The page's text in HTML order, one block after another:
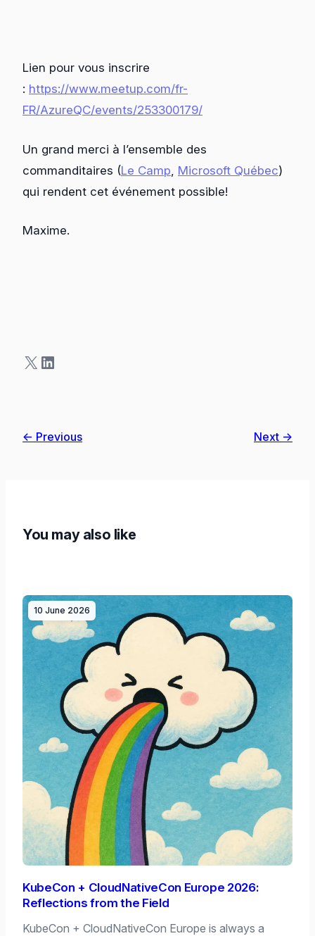
Lien pour vous inscrire
: https://www.meetup.com/fr-
FR/AzureQC/events/253300179/
Un grand merci à l’ensemble des
commanditaires (Le Camp Microsoft Québec)
qui rendent cet événement possible!
Maxime.
X LinkedIn
← Previous Next →
You may also like
10 June 2026
KubeCon + CloudNativeCon Europe 2026:
Reflections from the Field
KubeCon + CloudNativeCon Europe is always a